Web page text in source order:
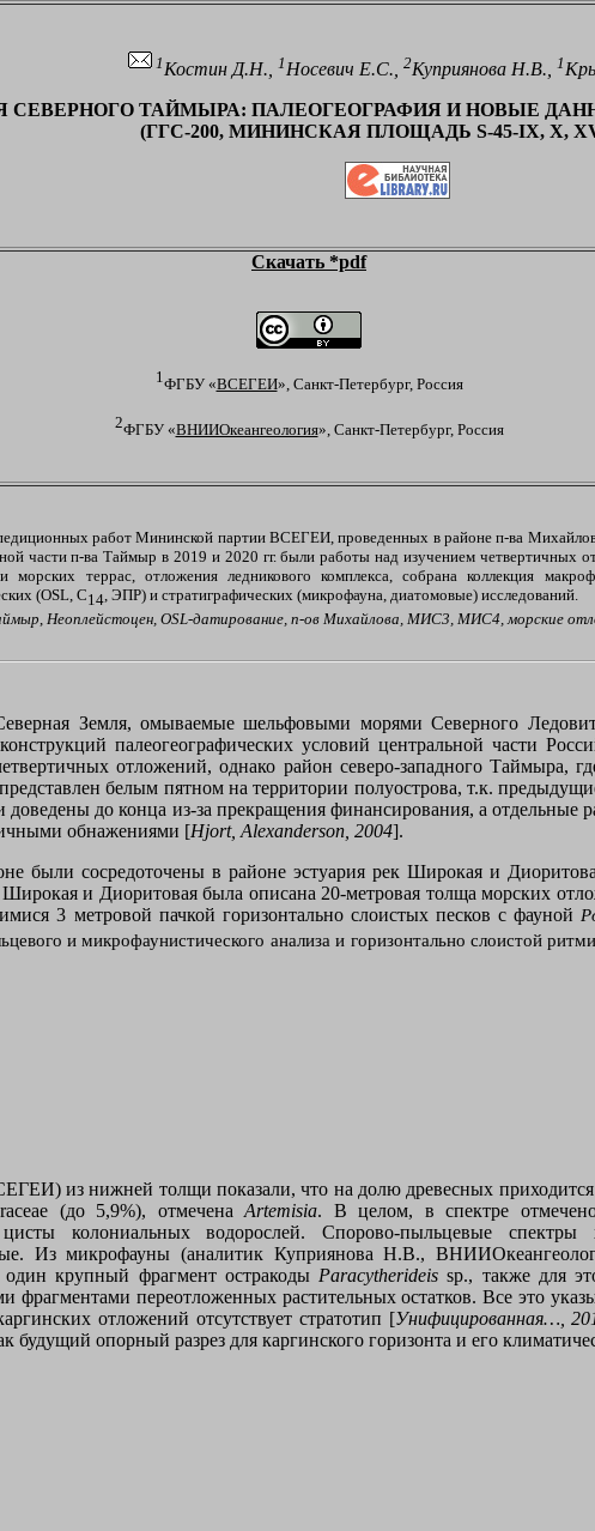
1 Костин Д.Н., 1 Носевич Е.С., 2Куприянова Н.В., 1
ТАЙМЫРА: ПАЛЕОГЕОГРАФИЯ И НОВЫЕ
(ГГС-200, МИНИНСКАЯ ПЛОЩАДЬ S-45-IX, X,
Скачать *pdf
1ФГБУ «ВСЕГЕИ», Санкт-Петербург, Россия
2ФГБУ «ВНИИОкеангеология», Санкт-Петербург, Россия
работ Мининской партии ВСЕГЕИ, проведенных в районе п-ва
части п-ва Таймыр в 2019 и 2020 гг. были работы над изучением четвертичных
морских террас, отложения ледникового комплекса, собрана коллекция
(OSL, C14, ЭПР) и стратиграфических (микрофауна, диатомовые) исследований.
, Неоплейстоцен, OSL-датирование, п-ов Михайлова, МИС3, МИС4, морские
Земля, омываемые шельфовыми морями Северного
палеогеографических условий центральной части
отложений, однако район северо-западного Таймыра,
белым пятном на территории полуострова, т.к.
до конца из-за прекращения финансирования, а
обнажениями [Hjort, Alexanderson , 2004].
были сосредоточены в районе эстуария рек Широкая и
и Диоритовая была описана 20-метровая толща морских
3 метровой пачкой горизонтально слоистых песков с фауной
и микрофаунистического анализа и горизонтально слоистой
из нижней толщи показали, что на долю древесных приходится
(до 5,9%), отмеченаArtemisia. В целом, в спектре
колониальных водорослей. Спорово-пыльцевые спектры
Из микрофауны (аналитик Куприянова Н.В.,
крупный фрагмент остракоды Paracytherideissp., также для
переотложенных растительных остатков. Все это
отложений отсутствует стратотип [Унифицированная…,
будущий опорный разрез для каргинского горизонта и его